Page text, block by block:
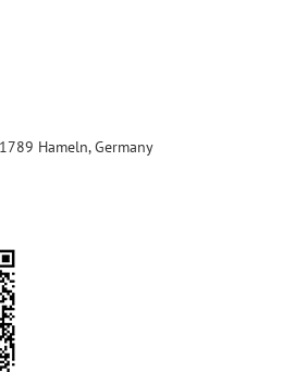
Hameln, Germany